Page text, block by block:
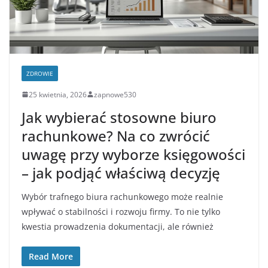
ZDROWIE
25 kwietnia, 2026 zapnowe530
Jak wybierać stosowne biuro
rachunkowe? Na co zwrócić
uwagę przy wyborze księgowości
– jak podjąć właściwą decyzję
Wybór trafnego biura rachunkowego może realnie
wpływać o stabilności i rozwoju firmy. To nie tylko
kwestia prowadzenia dokumentacji, ale również
Read More